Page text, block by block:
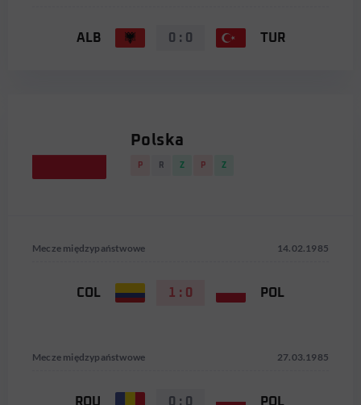
ALB 0 : 0 TUR
Polska
P R Z P Z
Mecze międzypaństwowe 14.02.1985
COL 1 : 0 POL
Mecze międzypaństwowe 27.03.1985
ROU 0 : 0 POL